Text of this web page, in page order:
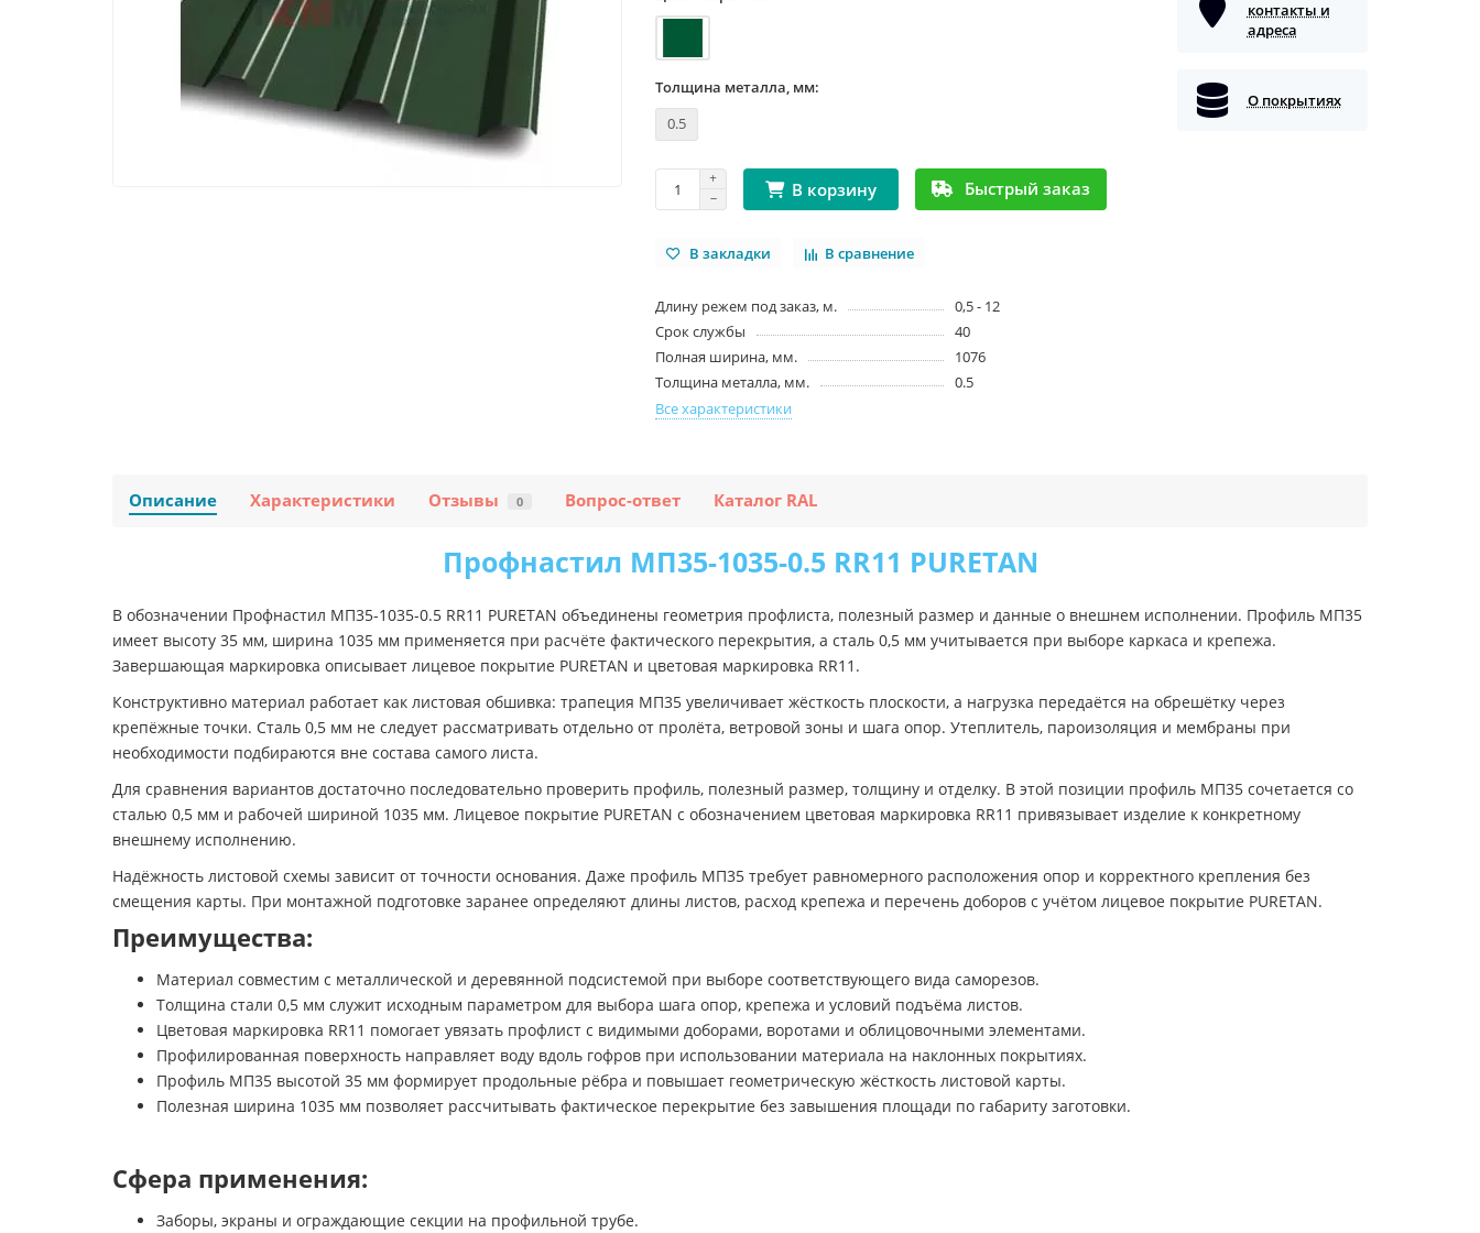
Толщина металла, мм:
0.5
В корзину Быстрый заказ
В закладки В сравнение
Длину режем под заказ, м.
0,5 - 12
Срок службы
40
Полная ширина, мм.
1076
Толщина металла, мм.
0.5
Все характеристики
контакты и
адреса
О покрытиях
Описание Характеристики Отзывы 0 Вопрос-ответ Каталог RAL
Профнастил МП35-1035-0.5 RR11 PURETAN
В обозначении Профнастил МП35-1035-0.5 RR11 PURETAN объединены геометрия профлиста, полезный размер и данные о внешнем исполнении. Профиль МП35
имеет высоту 35 мм, ширина 1035 мм применяется при расчёте фактического перекрытия, а сталь 0,5 мм учитывается при выборе каркаса и крепежа.
Завершающая маркировка описывает лицевое покрытие PURETAN и цветовая маркировка RR11.
Конструктивно материал работает как листовая обшивка: трапеция МП35 увеличивает жёсткость плоскости, а нагрузка передаётся на обрешётку через
крепёжные точки. Сталь 0,5 мм не следует рассматривать отдельно от пролёта, ветровой зоны и шага опор. Утеплитель, пароизоляция и мембраны при
необходимости подбираются вне состава самого листа.
Для сравнения вариантов достаточно последовательно проверить профиль, полезный размер, толщину и отделку. В этой позиции профиль МП35 сочетается со
сталью 0,5 мм и рабочей шириной 1035 мм. Лицевое покрытие PURETAN с обозначением цветовая маркировка RR11 привязывает изделие к конкретному
внешнему исполнению.
Надёжность листовой схемы зависит от точности основания. Даже профиль МП35 требует равномерного расположения опор и корректного крепления без
смещения карты. При монтажной подготовке заранее определяют длины листов, расход крепежа и перечень доборов с учётом лицевое покрытие PURETAN.
Преимущества:
Материал совместим с металлической и деревянной подсистемой при выборе соответствующего вида саморезов.
Толщина стали 0,5 мм служит исходным параметром для выбора шага опор, крепежа и условий подъёма листов.
Цветовая маркировка RR11 помогает увязать профлист с видимыми доборами, воротами и облицовочными элементами.
Профилированная поверхность направляет воду вдоль гофров при использовании материала на наклонных покрытиях.
Профиль МП35 высотой 35 мм формирует продольные рёбра и повышает геометрическую жёсткость листовой карты.
Полезная ширина 1035 мм позволяет рассчитывать фактическое перекрытие без завышения площади по габариту заготовки.
Сфера применения:
Заборы, экраны и ограждающие секции на профильной трубе.